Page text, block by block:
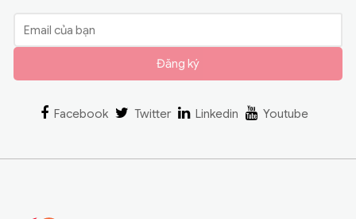
Đăng ký
Facebook Twitter Linkedin Youtube